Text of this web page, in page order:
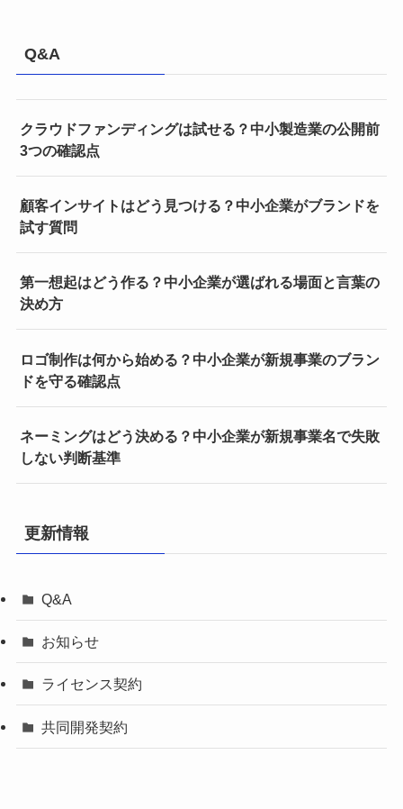
Q&A
クラウドファンディングは試せる？中小製造業の公開前
3つの確認点
顧客インサイトはどう見つける？中小企業がブランドを
試す質問
第一想起はどう作る？中小企業が選ばれる場面と言葉の
決め方
ロゴ制作は何から始める？中小企業が新規事業のブラン
ドを守る確認点
ネーミングはどう決める？中小企業が新規事業名で失敗
しない判断基準
更新情報
Q&A
お知らせ
ライセンス契約
共同開発契約